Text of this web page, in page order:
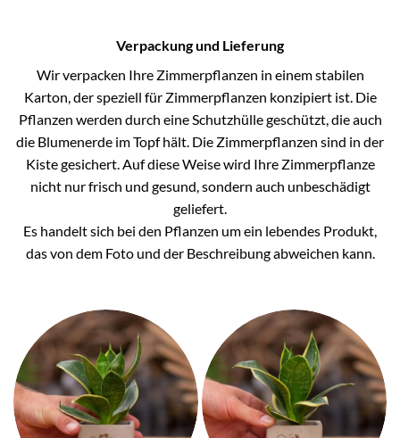
Verpackung und Lieferung
Wir verpacken Ihre Zimmerpflanzen in einem stabilen
Karton, der speziell für Zimmerpflanzen konzipiert ist. Die
Pflanzen werden durch eine Schutzhülle geschützt, die auch
die Blumenerde im Topf hält. Die Zimmerpflanzen sind in der
Kiste gesichert. Auf diese Weise wird Ihre Zimmerpflanze
nicht nur frisch und gesund, sondern auch unbeschädigt
geliefert.
Es handelt sich bei den Pflanzen um ein lebendes Produkt,
das von dem Foto und der Beschreibung abweichen kann.